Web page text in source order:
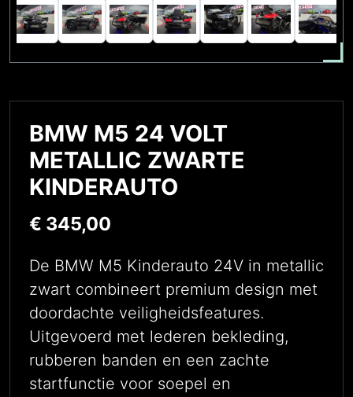
BMW M5 24 VOLT
METALLIC ZWARTE
KINDERAUTO
€ 345,00
De BMW M5 Kinderauto 24V in metallic
zwart combineert premium design met
doordachte veiligheidsfeatures.
Uitgevoerd met lederen bekleding,
rubberen banden en een zachte
startfunctie voor soepel en